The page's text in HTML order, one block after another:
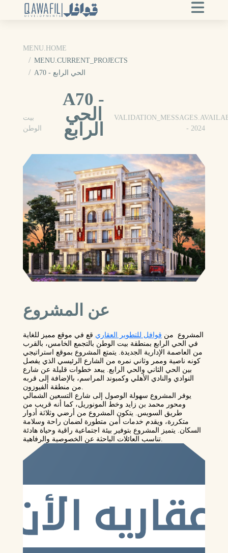
MENU.HOME
MENU.CURRENT_PROJECTS
A70 - الحي الرابع
بيت
الوطن
A70 -
الحي
الرابع
- 2024
عن المشروع
المشروع من قوافل للتطوير العقاري قع في موقع مميز للغاية
في الحي الرابع بمنطقة بيت الوطن بالتجمع الخامس، بالقرب
من العاصمة الإدارية الجديدة. يتمتع المشروع بموقع استراتيجي
كونه ناصية وممر وثاني نمره من الشارع الرئيسي الذي يفصل
بين الحي الثاني والحي الرابع. يبعد خطوات قليلة عن شارع
النوادي والنادي الأهلي وكمبوند المراسم، بالإضافة إلى قربه
يوفر المشروع سهولة الوصول إلى شارع التسعين الشمالي
ومحور محمد بن زايد وخط المونوريل، كما أنه قريب من
طريق السويس. يتكون المشروع من أرضي وثلاثة أدوار
متكررة، ويقدم خدمات أمن متطورة لضمان راحة وسلامة
السكان. يتميز المشروع بتوفير بيئة اجتماعية راقية وحياة هادئة
تناسب العائلات الباحثة عن الخصوصية والرفاهية.